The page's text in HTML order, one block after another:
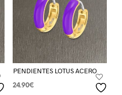
PENDIENTES LOTUS ACERO
24.90€